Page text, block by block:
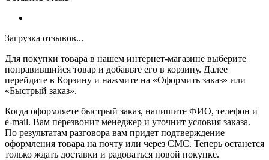
Загрузка отзывов...
Для покупки товара в нашем интернет-магазине выберите
понравившийся товар и добавьте его в корзину. Далее
перейдите в Корзину и нажмите на «Оформить заказ» или
«Быстрый заказ».
Когда оформляете быстрый заказ, напишите ФИО, телефон и
e-mail. Вам перезвонит менеджер и уточнит условия заказа.
По результатам разговора вам придет подтверждение
оформления товара на почту или через СМС. Теперь останется
только ждать доставки и радоваться новой покупке.